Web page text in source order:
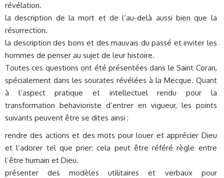
révélation.
la description de la mort et de l’au-delà aussi bien que la
résurrection.
la description des bons et des mauvais du passé et inviter les
hommes de penser au sujet de leur histoire.
Toutes ces questions ont été présentées dans le Saint Coran,
spécialement dans les sourates révélées à la Mecque. Quant
à l’aspect pratique et intellectuel rendu pour la
transformation behavioriste d’entrer en vigueur, les points
suivants peuvent être se dites ainsi :
rendre des actions et des mots pour louer et apprécier Dieu
et l’adorer tel que prier: cela peut être référé règle entre
l’être humain et Dieu.
présenter des modèles utilitaires et verbaux pour